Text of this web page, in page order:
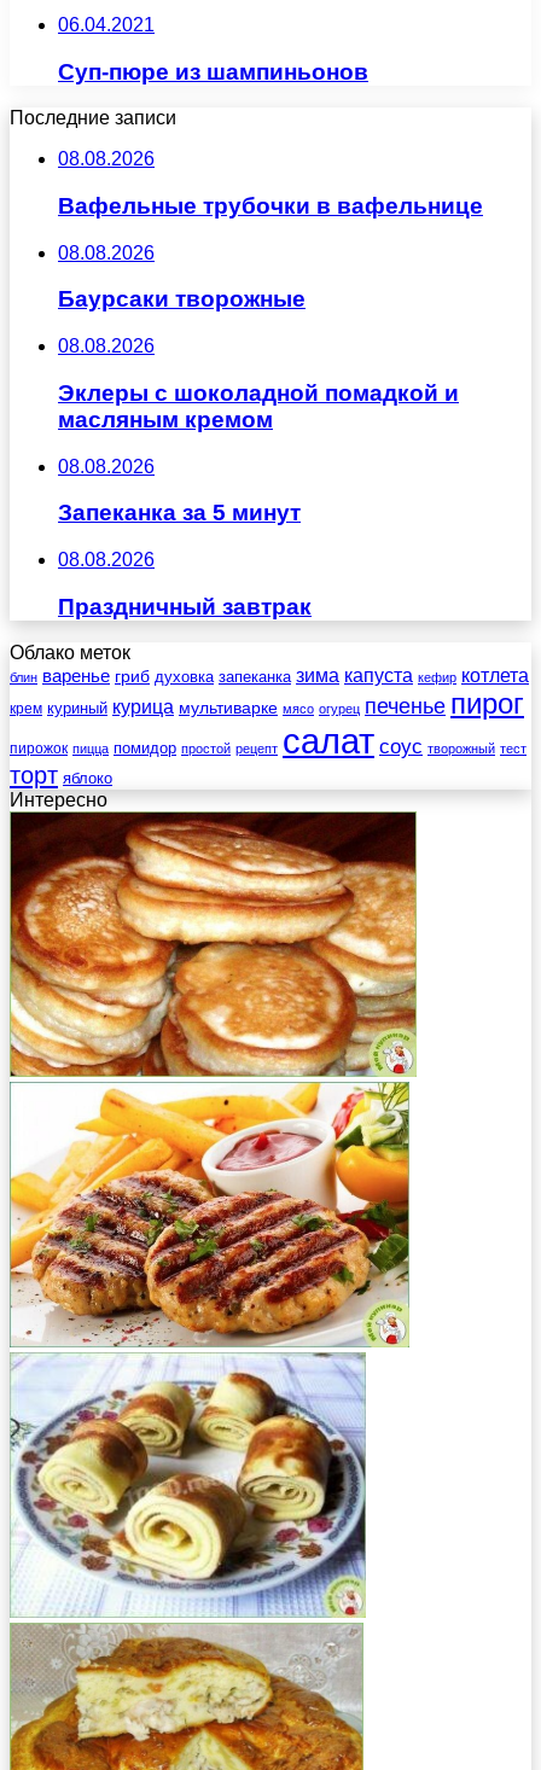
06.04.2021
Суп-пюре из шампиньонов
Последние записи
08.08.2026
Вафельные трубочки в вафельнице
08.08.2026
Баурсаки творожные
08.08.2026
Эклеры с шоколадной помадкой и
масляным кремом
08.08.2026
Запеканка за 5 минут
08.08.2026
Праздничный завтрак
Облако меток
блин варенье гриб духовка запеканка зима капуста кефир котлета
крем куриный курица мультиварке мясо огурец печенье пирог
пирожок пицца помидор простой рецепт салат соус творожный тест
торт яблоко
Интересно